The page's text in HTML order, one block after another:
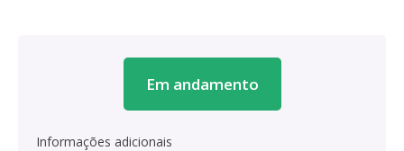
Em andamento
Informações adicionais